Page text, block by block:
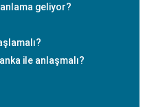
geliyor?
ile anlaşmalı?